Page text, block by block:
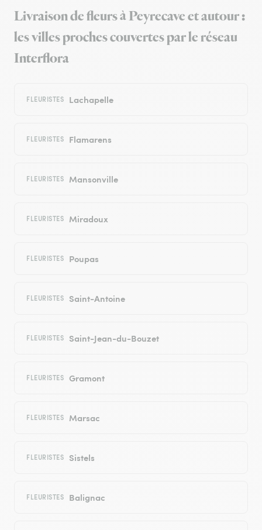
Livraison de fleurs à Peyrecave et autour :
les villes proches couvertes par le réseau
Interflora
FLEURISTES Lachapelle
FLEURISTES Flamarens
FLEURISTES Mansonville
FLEURISTES Miradoux
FLEURISTES Poupas
FLEURISTES Saint-Antoine
FLEURISTES Saint-Jean-du-Bouzet
FLEURISTES Gramont
FLEURISTES Marsac
FLEURISTES Sistels
FLEURISTES Balignac